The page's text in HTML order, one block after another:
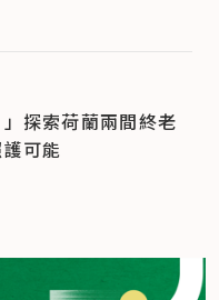
探索荷蘭兩間終老
可能